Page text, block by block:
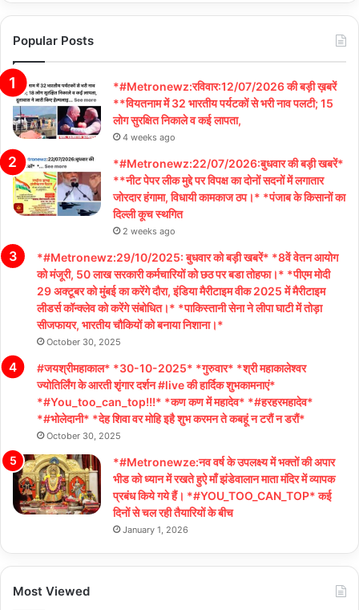
Popular Posts
*#Metronewz:रविवार:12/07/2026 की बड़ी ख़बरें
**वियतनाम में 32 भारतीय पर्यटकों से भरी नाव पलटी; 15
लोग सुरक्षित निकाले व कई लापता,
4 weeks ago
*#Metronewz:22/07/2026:बुधवार की बड़ी खबरें*
**नीट पेपर लीक मुद्दे पर विपक्ष का दोनों सदनों में लगातार
जोरदार हंगामा, विधायी कामकाज ठप।* *पंजाब के किसानों का
दिल्ली कूच स्थगित
2 weeks ago
*#Metronewz:29/10/2025: बुधवार को बड़ी खबरें* *8वें वेतन आयोग
को मंजूरी, 50 लाख सरकारी कर्मचारियों को छठ पर बडा तोहफा।* *पीएम मोदी
29 अक्टूबर को मुंबई का करेंगे दौरा, इंडिया मैरीटाइम वीक 2025 में मैरीटाइम
लीडर्स कॉन्क्लेव को करेंगे संबोधित।* *पाकिस्तानी सेना ने लीपा घाटी में तोड़ा
सीजफायर, भारतीय चौकियों को बनाया निशाना।*
October 30, 2025
#जयश्रीमहाकाल* *30-10-2025* *गुरुवार* *श्री महाकालेश्वर
ज्योतिर्लिंग के आरती शृंगार दर्शन #live की हार्दिक शुभकामनाएं*
*#You_too_can_top!!!* *कण कण में महादेव* *#हरहरमहादेव*
*#भोलेदानी* *देह शिवा वर मोहि इहै शुभ करमन ते कबहूं न टरौं न डरौं*
October 30, 2025
*#Metronewze:नव वर्ष के उपलक्ष्य में भक्तों की अपार
भीड को ध्यान में रखते हुऐ माँ झंडेवालान माता मंदिर में व्यापक
प्रबंध किये गये हैं। *#YOU_TOO_CAN_TOP* कई
दिनों से चल रही तैयारियों के बीच
January 1, 2026
Most Viewed